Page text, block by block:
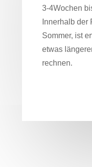
3-4Wochen
Innerhalb
Sommer, ist
etwas
rechnen.